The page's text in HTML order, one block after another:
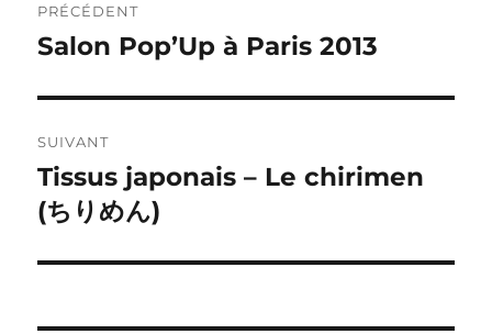
de
PRÉCÉDENT
Publication
Salon Pop’Up à Paris 2013
SUIVANT
Publication
suivante :
Tissus japonais – Le chirimen
(ちりめん)